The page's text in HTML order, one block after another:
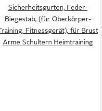
Sicherheitsgurten, Feder-
Biegestab, (für Oberkörper-
Fitnessgerät), für Brust
Arme Schultern Heimtraining